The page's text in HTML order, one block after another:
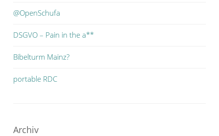
@OpenSchufa
DSGVO – Pain in the a**
Bibelturm Mainz?
portable RDC
Archiv